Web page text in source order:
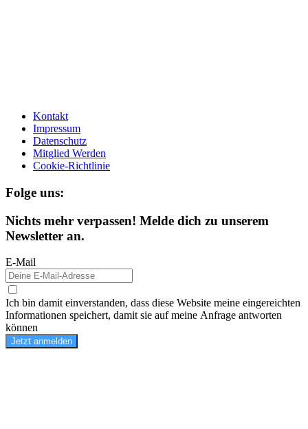
Kontakt
Impressum
Datenschutz
Mitglied Werden
Cookie-Richtlinie
Folge uns:
Nichts mehr verpassen! Melde dich zu unserem
Newsletter an.
E-Mail
Ich bin damit einverstanden, dass diese Website meine eingereichten
Informationen speichert, damit sie auf meine Anfrage antworten
können
Jetzt anmelden